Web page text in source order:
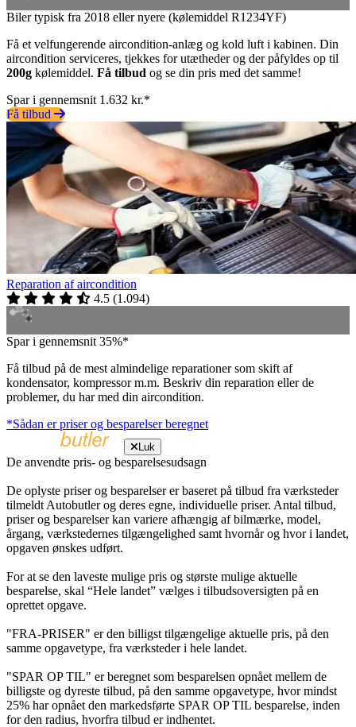
Biler typisk fra 2018 eller nyere (kølemiddel R1234YF)
Få et velfungerende aircondition-anlæg og kold luft i kabinen. Din
aircondition serviceres, tjekkes for utætheder og der påfyldes op til
200g kølemiddel. Få tilbud og se din pris med det samme!
Spar i gennemsnit 1.632 kr.*
Få tilbud
Reparation af aircondition
4.5 (1.094)
Spar i gennemsnit 35%*
Få tilbud på de mest almindelige reparationer som skift af
kondensator, kompressor m.m. Beskriv din reparation eller de
problemer, du har med din aircondition.
*Sådan er priser og besparelser beregnet
Luk
De anvendte pris- og besparelsesudsagn
De oplyste priser og besparelser er baseret på tilbud fra værksteder
tilmeldt Autobutler og deres egne, individuelle priser. Antal tilbud,
priser og besparelser kan variere afhængig af bilmærke, model,
årgang, værkstedernes tilgængelighed samt hvornår og hvor i landet,
opgaven ønskes udført.
For at se den laveste mulige pris og største mulige aktuelle
besparelse, skal “Hele landet” vælges i tilbudsoversigten på en
oprettet opgave.
"FRA-PRISER" er den billigst tilgængelige aktuelle pris, på den
samme opgavetype, fra værksteder i hele landet.
"SPAR OP TIL" er beregnet som besparelsen opnået mellem de
billigste og dyreste tilbud, på den samme opgavetype, hvor mindst
25% har opnået den markedsførte SPAR OP TIL besparelse, inden
for den radius, hvorfra tilbud er indhentet.